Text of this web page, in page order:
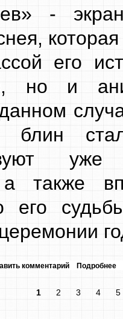
-
его
но и
блин
также
его
комментарий Подробнее
1 2 3 4 5